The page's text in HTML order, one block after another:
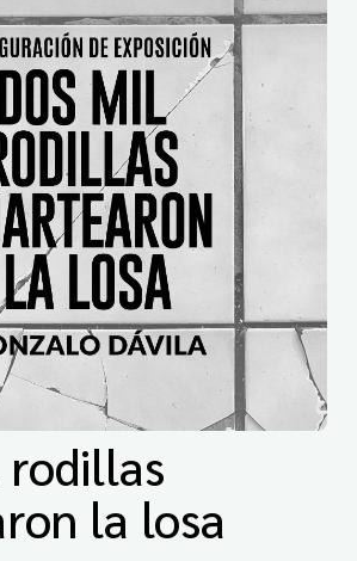
rodillas
la losa